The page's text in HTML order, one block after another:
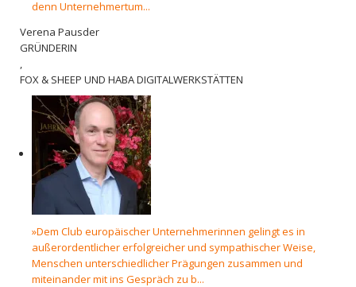
denn Unternehmertum...
Verena Pausder
GRÜNDERIN
FOX & SHEEP UND HABA DIGITALWERKSTÄTTEN
»Dem Club europäischer Unternehmerinnen gelingt es in
außerordentlicher erfolgreicher und sympathischer Weise,
Menschen unterschiedlicher Prägungen zusammen und
miteinander mit ins Gespräch zu b...